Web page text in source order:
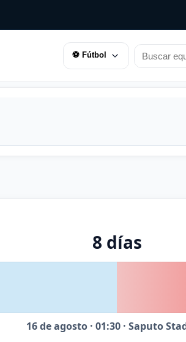
⚽ Fútbol
8 días
16 de agosto · 01:30 · Saputo